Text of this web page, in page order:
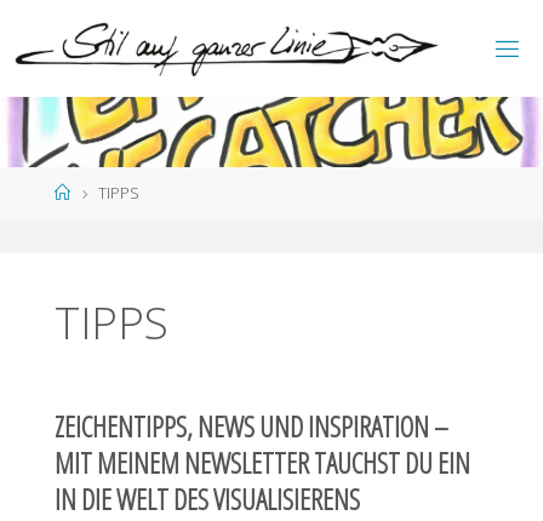
TIL
AUF
StartTIPPS
TIPPS
ZEICHENTIPPS, NEWS UND INSPIRATION –
MIT MEINEM NEWSLETTER TAUCHST DU EIN
IN DIE WELT DES VISUALISIERENS